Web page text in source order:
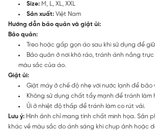
Size: M, L, XL, XXL
Sản xuất: Việt Nam
Hướng dẫn bảo quản và giặt ủi:
Bảo quản:
Treo hoặc gấp gọn áo sau khi sử dụng để
Bảo quản ở nơi khô ráo, tránh ánh nắng
màu sắc của áo.
Giặt ủi:
Giặt máy ở chế độ nhẹ với nước lạnh để bảo
Không sử dụng chất tẩy mạnh để tránh làm
Ủi ở nhiệt độ thấp để tránh làm co rút vải.
Lưu ý: Hình ảnh chỉ mang tính chất minh họa. Sản
khác về màu sắc do ánh sáng khi chụp ảnh hoặc